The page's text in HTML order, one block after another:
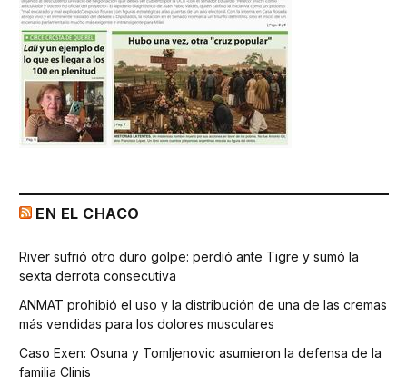
EN EL CHACO
River sufrió otro duro golpe: perdió ante Tigre y sumó la
sexta derrota consecutiva
ANMAT prohibió el uso y la distribución de una de las cremas
más vendidas para los dolores musculares
Caso Exen: Osuna y Tomljenovic asumieron la defensa de la
familia Clinis